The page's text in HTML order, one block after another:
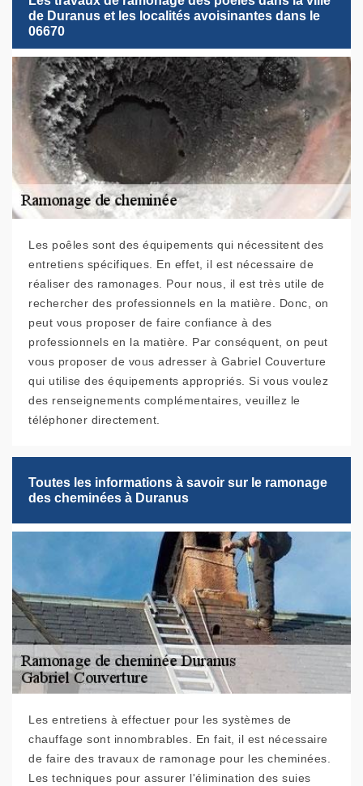
de Duranus et les localités avoisinantes dans le
06670
Les poêles sont des équipements qui nécessitent des
entretiens spécifiques. En effet, il est nécessaire de
réaliser des ramonages. Pour nous, il est très utile de
rechercher des professionnels en la matière. Donc, on
peut vous proposer de faire confiance à des
professionnels en la matière. Par conséquent, on peut
vous proposer de vous adresser à Gabriel Couverture
qui utilise des équipements appropriés. Si vous voulez
des renseignements complémentaires, veuillez le
téléphoner directement.
Toutes les informations à savoir sur le ramonage
des cheminées à Duranus
Les entretiens à effectuer pour les systèmes de
chauffage sont innombrables. En fait, il est nécessaire
de faire des travaux de ramonage pour les cheminées.
Les techniques pour assurer l'élimination des suies